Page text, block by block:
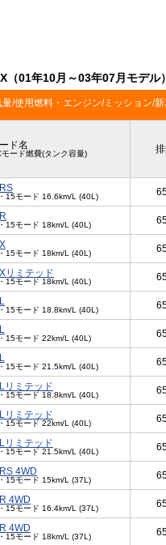
（01年10月～03年07月モデル
量/使用燃料・エンジン/ミッション/
ド名
モード燃費(タンク容量)
15モード 16.6km/L (40L)
15モード 18km/L (40L)
15モード 18km/L (40L)
リミテッド
15モード 18km/L (40L)
15モード 18.8km/L (40L)
15モード 22km/L (40L)
15モード 21.5km/L (40L)
リミテッド
15モード 18.8km/L (40L)
リミテッド
15モード 22km/L (40L)
リミテッド
15モード 21.5km/L (40L)
4WD
15モード 15km/L (37L)
4WD
15モード 16.4km/L (37L)
4WD
15モード 18km/L (37L)